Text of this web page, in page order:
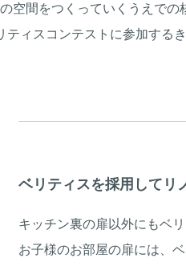
空間をつくっていくうえでの
ィスコンテストに参加する
ベリティスを採用してリ
キッチン裏の扉以外にもベ
お子様のお部屋の扉には、